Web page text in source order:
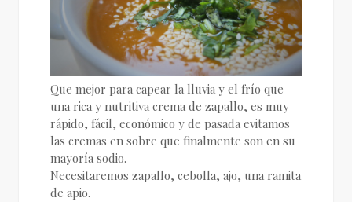
Que mejor para capear la lluvia y el frío que
una rica y nutritiva crema de zapallo, es muy
rápido, fácil, económico y de pasada evitamos
las cremas en sobre que finalmente son en su
mayoría sodio.
Necesitaremos zapallo, cebolla, ajo, una ramita
de apio.